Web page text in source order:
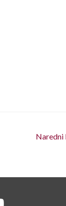
Naredni